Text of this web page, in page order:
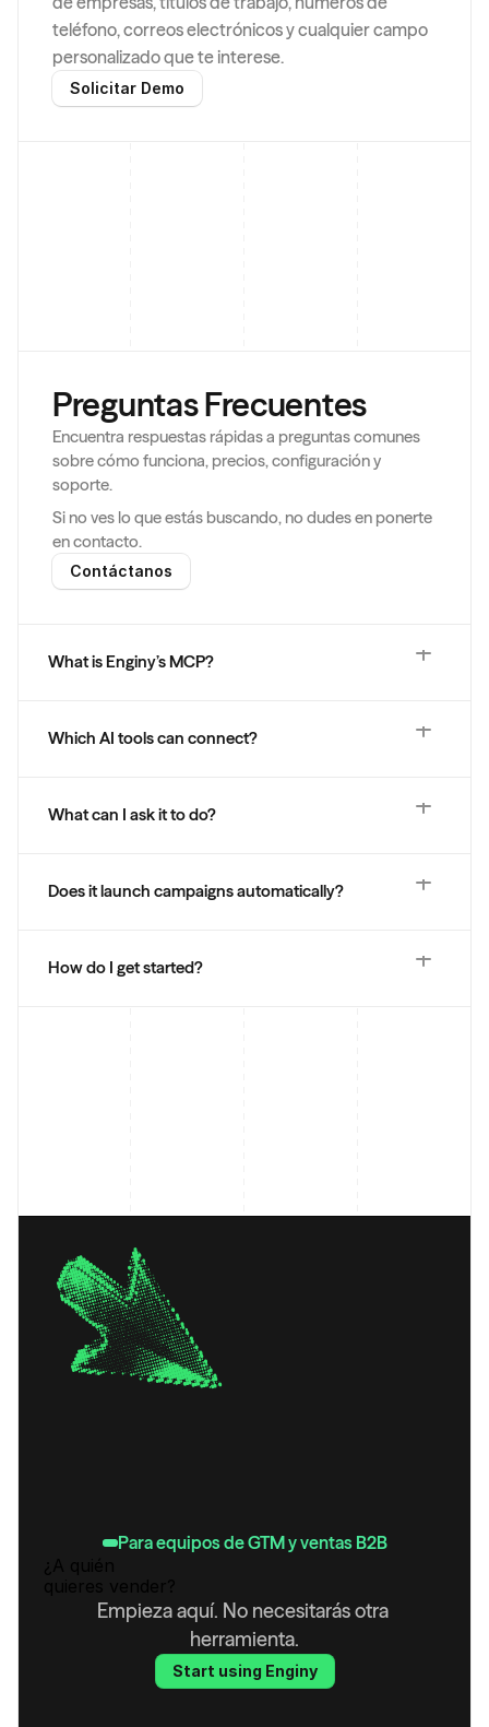
teléfono, correos electrónicos y cualquier campo
personalizado que te interese.
Solicitar Demo
Preguntas Frecuentes
Encuentra respuestas rápidas a preguntas comunes
sobre cómo funciona, precios, configuración y
soporte.
Si no ves lo que estás buscando, no dudes en ponerte
en contacto.
Contáctanos
What is Enginy’s MCP?
Which AI tools can connect?
What can I ask it to do?
Does it launch campaigns automatically?
How do I get started?
Para equipos de GTM y ventas B2B
Empieza aquí. No necesitarás otra
herramienta.
Start using Enginy